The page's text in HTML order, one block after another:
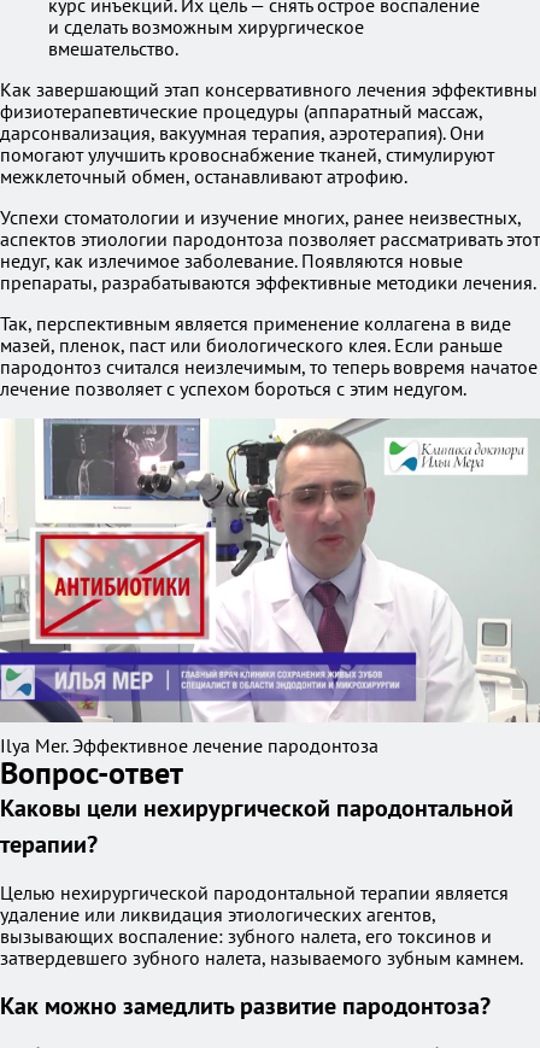
курс инъекций. Их цель — снять острое воспаление
и сделать возможным хирургическое
вмешательство.
Как завершающий этап консервативного лечения эффективны
физиотерапевтические процедуры (аппаратный массаж,
дарсонвализация, вакуумная терапия, аэротерапия). Они
помогают улучшить кровоснабжение тканей, стимулируют
межклеточный обмен, останавливают атрофию.
Успехи стоматологии и изучение многих, ранее неизвестных,
аспектов этиологии пародонтоза позволяет рассматривать этот
недуг, как излечимое заболевание. Появляются новые
препараты, разрабатываются эффективные методики лечения.
Так, перспективным является применение коллагена в виде
мазей, пленок, паст или биологического клея. Если раньше
пародонтоз считался неизлечимым, то теперь вовремя начатое
лечение позволяет с успехом бороться с этим недугом.
Ilya Mer. Эффективное лечение пародонтоза
Вопрос-ответ
Каковы цели нехирургической пародонтальной
терапии?
Целью нехирургической пародонтальной терапии является
удаление или ликвидация этиологических агентов,
вызывающих воспаление: зубного налета, его токсинов и
затвердевшего зубного налета, называемого зубным камнем.
Как можно замедлить развитие пародонтоза?